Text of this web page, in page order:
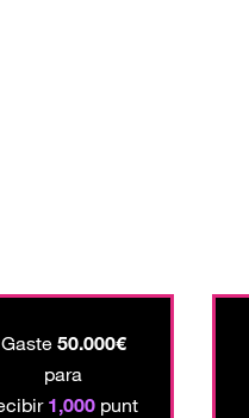
Gaste 50.000€
para
1,000punt